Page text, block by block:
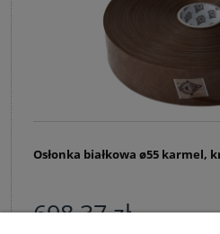
Osłonka białkowa ø55 karmel,
698,37 zł